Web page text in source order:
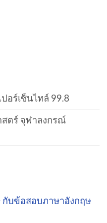
อร์เซ็นไทล์ 99.8
ตร์ จุฬาลงกรณ์
กับข้อสอบภาษาอังกฤษ